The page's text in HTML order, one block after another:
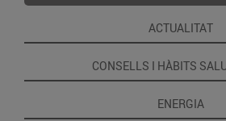
ACTUALITAT
CONSELLS I HÀBITS
ENERGIA